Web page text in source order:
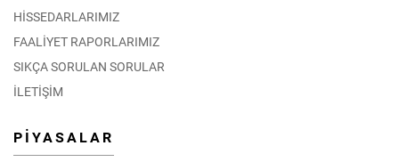
HİSSEDARLARIMIZ
FAALİYET RAPORLARIMIZ
SIKÇA SORULAN SORULAR
İLETİŞİM
PİYASALAR